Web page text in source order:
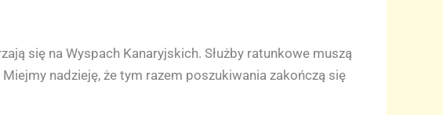
się na Wyspach Kanaryjskich. Służby ratunkowe muszą
nadzieję, że tym razem poszukiwania zakończą się